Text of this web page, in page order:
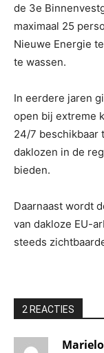
de 3e
maximaal 25
Nieuwe Energie
te wassen.
In eerdere jaren
open bij extreme
24/7 beschikbaar
daklozen in de
bieden.
Daarnaast wordt
van dakloze EU-
steeds
2 REACTIES